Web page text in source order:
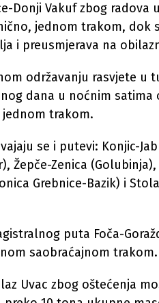
Donji Vakuf zbog
jednom trakom, dok
i preusmjerava na
održavanju rasvjete u
dana u noćnim satima
jednom trakom.
se i putevi: Konjic-
Žepče-Zenica
Grebnice-Bazik) i
puta Foča-
saobraćajnom trakom.
Uvac zbog oštećenja